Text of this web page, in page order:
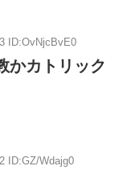
ID:OvNjcBvE0
かカトリック
ID:GZ/Wdajg0